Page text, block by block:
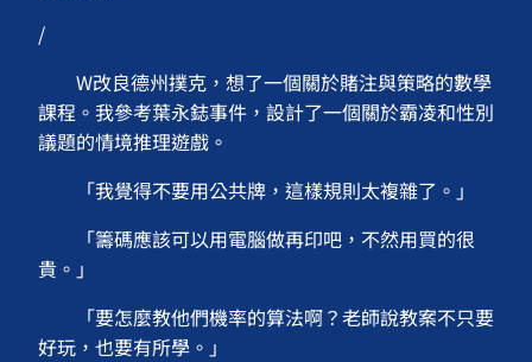
/
W改良德州撲克，想了一個關於賭注與策略的數學
課程。我參考葉永鋕事件，設計了一個關於霸凌和性別
議題的情境推理遊戲。
「我覺得不要用公共牌，這樣規則太複雜了。」
「籌碼應該可以用電腦做再印吧，不然用買的很
貴。」
「要怎麼教他們機率的算法啊？老師說教案不只要
好玩，也要有所學。」